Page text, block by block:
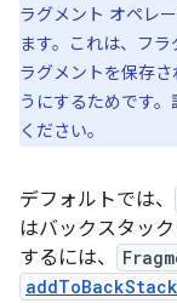
ラグメント オペレ
ます。これは、フ
ラグメントを保存
うにするためです。
ください。
デフォルトでは、
はバックスタッ
するには、